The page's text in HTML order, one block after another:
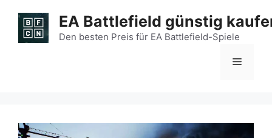
Inhalt
springen
EA Battlefield günstig
Den besten Preis für EA Battlefield-Spiele
Menü